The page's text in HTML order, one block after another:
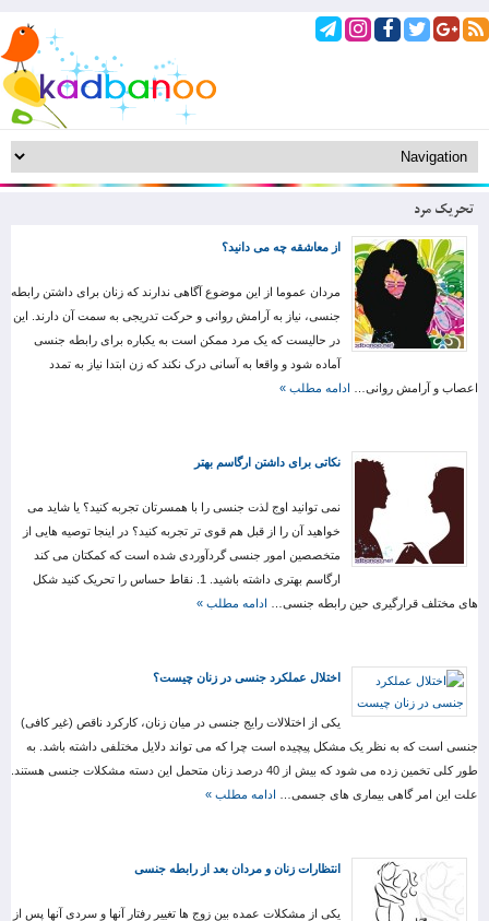
تحریک مرد
از معاشقه چه می دانید؟
مردان عموما از این موضوع آگاهی ندارند که زنان برای داشتن رابطه
جنسی، نیاز به آرامش روانی و حرکت تدریجی به سمت آن دارند. این
در حالیست که یک مرد ممکن است به یکباره برای رابطه جنسی
آماده شود و واقعا به آسانی درک نکند که زن ابتدا نیاز به تمدد
اعصاب و آرامش روانی… ادامه مطلب »
نکاتی برای داشتن ارگاسم بهتر
نمی توانید اوج لذت جنسی را با همسرتان تجربه کنید؟ یا شاید می
خواهید آن را از قبل هم قوی تر تجربه کنید؟ در اینجا توصیه هایی از
متخصصین امور جنسی گردآوردی شده است که کمکتان می کند
ارگاسم بهتری داشته باشید. 1. نقاط حساس را تحریک کنید شکل
های مختلف قرارگیری حین رابطه جنسی… ادامه مطلب »
اختلال عملکرد جنسی در زنان چیست؟
یکی از اختلالات رایج جنسی در میان زنان، کارکرد ناقص (غیر کافی)
جنسی است که به نظر یک مشکل پیچیده است چرا که می تواند دلایل مختلفی داشته باشد. به
طور کلی تخمین زده می شود که بیش از 40 درصد زنان متحمل این دسته مشکلات جنسی هستند.
علت این امر گاهی بیماری های جسمی… ادامه مطلب »
انتظارات زنان و مردان بعد از رابطه جنسی
یکی از مشکلات عمده بین زوج ها تغییر رفتار آنها و سردی آنها پس از